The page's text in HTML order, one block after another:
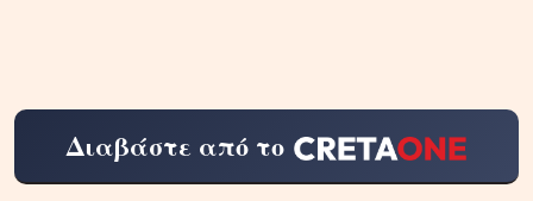
Διαβάστε από το